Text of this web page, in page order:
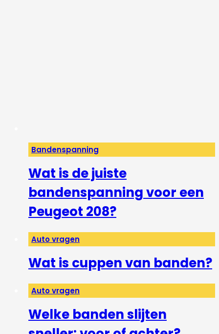
Bandenspanning
Wat is de juiste
bandenspanning voor een
Peugeot 208?
Auto vragen
Wat is cuppen van banden?
Auto vragen
Welke banden slijten